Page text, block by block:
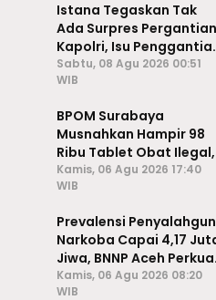
Istana Tegaskan Tak
Ada Surpres Pergantian
Kapolri, Isu
Listyo Sigit Dipastikan
Hoaks
Sabtu, 08 Agu 2026 00:51
WIB
BPOM Surabaya
Musnahkan Hampir 98
Ribu Tablet Obat Ilegal,
Cegah Penyalahgunaan
di Kalangan Pelajar
Kamis, 06 Agu 2026 17:40
WIB
Prevalensi
Narkoba Capai 4,17
Jiwa, BNNP Aceh
P4GN di Subulussalam
Kamis, 06 Agu 2026 08:20
WIB